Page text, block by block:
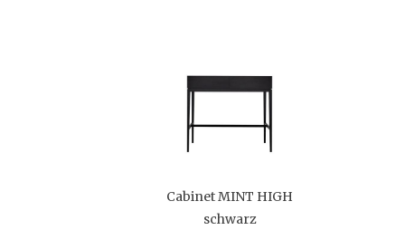
Cabinet MINT HIGH
schwarz